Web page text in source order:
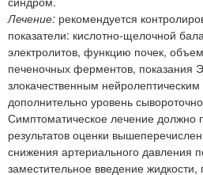
Лечение: рекомендуется
показатели: кислотно-щелочной
электролитов, функцию почек,
печеночных ферментов, показания
злокачественным
дополнительно уровень
Симптоматическое лечение должно
результатов оценки
снижения артериального давления
заместительное введение